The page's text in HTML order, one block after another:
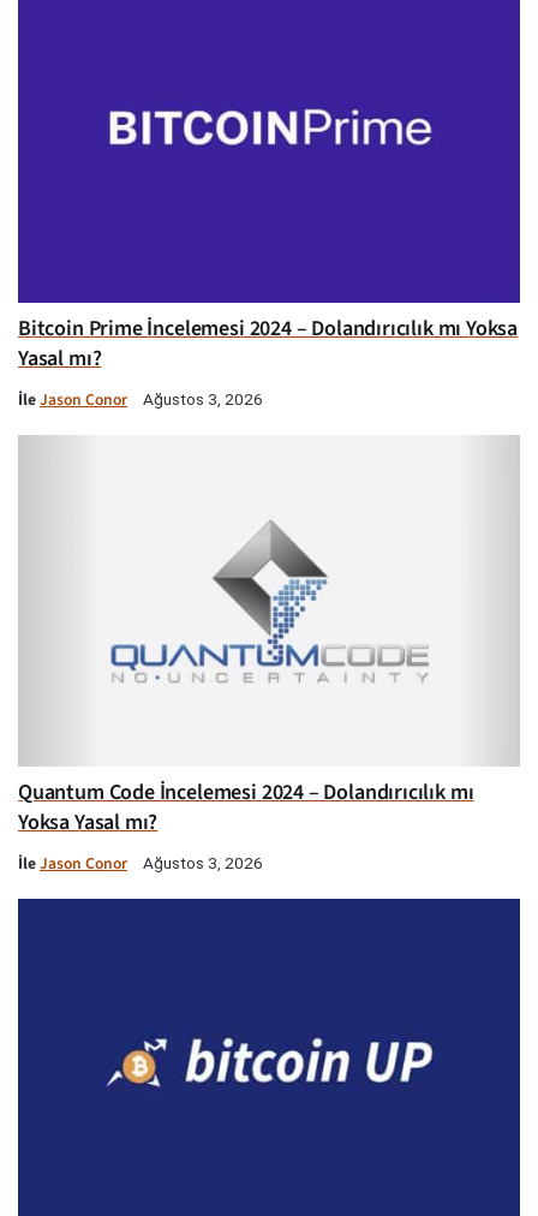
Bitcoin Prime İncelemesi 2024 – Dolandırıcılık mı Yoksa
Yasal mı?
İleJason Conor Ağustos 3, 2026
Quantum Code İncelemesi 2024 – Dolandırıcılık mı
Yoksa Yasal mı?
İleJason Conor Ağustos 3, 2026